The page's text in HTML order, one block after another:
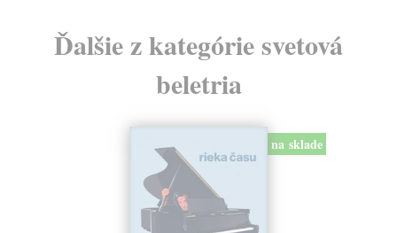
Ďalšie z kategórie svetová
beletria
na sklade